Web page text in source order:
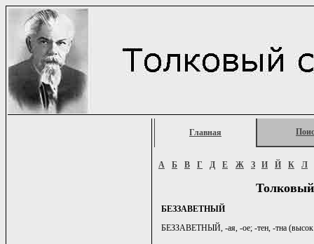
Главная
А Б В Г Д Е Ж З И Й К Л
БЕЗЗАВЕТНЫЙ
БЕЗЗАВЕТНЫЙ, -ая, -ое; -тен, -тна